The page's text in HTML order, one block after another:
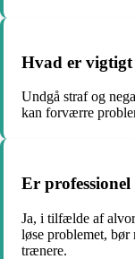
Hvad er
Undgå straf og
kan forværre
Er
Ja, i tilfælde af
løse problemet,
trænere.